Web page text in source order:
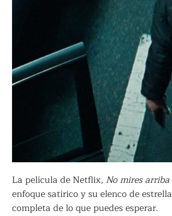
La película de Netflix, No mires arriba
enfoque satírico y su elenco de
completa de lo que puedes esperar.